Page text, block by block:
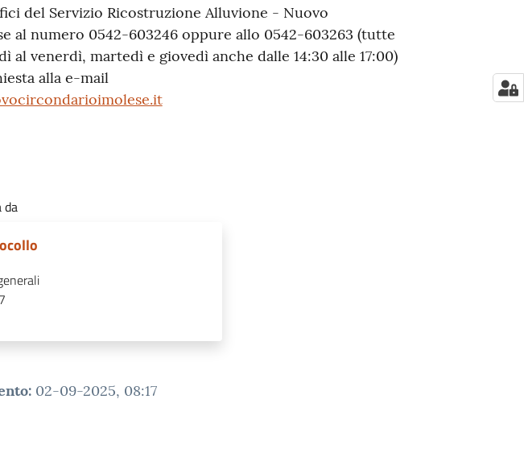
del Servizio Ricostruzione Alluvione - Nuovo
al numero 0542-603246 oppure allo 0542-603263 (tutte
al venerdì, martedì e giovedì anche dalle 14:30 alle 17:00)
alla e-mail
da
: 02-09-2025, 08:17